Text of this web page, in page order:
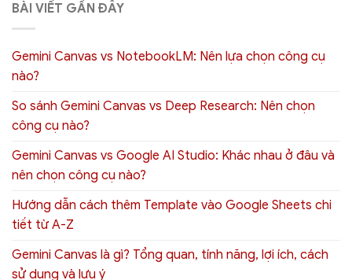
BÀI VIẾT GẦN ĐÂY
Gemini Canvas vs NotebookLM: Nên lựa chọn công cụ
nào?
So sánh Gemini Canvas vs Deep Research: Nên chọn
công cụ nào?
Gemini Canvas vs Google AI Studio: Khác nhau ở đâu và
nên chọn công cụ nào?
Hướng dẫn cách thêm Template vào Google Sheets chi
tiết từ A-Z
Gemini Canvas là gì? Tổng quan, tính năng, lợi ích, cách
sử dụng và lưu ý